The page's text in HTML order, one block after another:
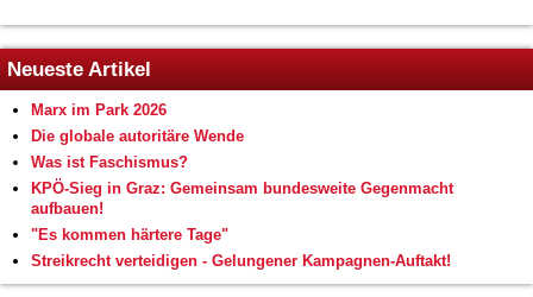
Neueste Artikel
Marx im Park 2026
Die globale autoritäre Wende
Was ist Faschismus?
KPÖ-Sieg in Graz: Gemeinsam bundesweite Gegenmacht
aufbauen!
"Es kommen härtere Tage"
Streikrecht verteidigen - Gelungener Kampagnen-Auftakt!